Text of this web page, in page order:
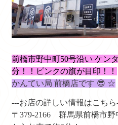
前橋市野中町50号沿い ケン
分！！ピンクの旗が目印！！
かんてい局 前橋店です 😎 ☆
---お店の詳しい情報はこちら
〒379-2166 群馬県前橋市野